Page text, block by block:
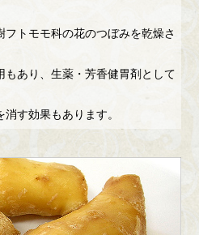
トモモ科の花のつぼみを乾燥さ
もあり、生薬・芳香健胃剤として
す効果もあります。